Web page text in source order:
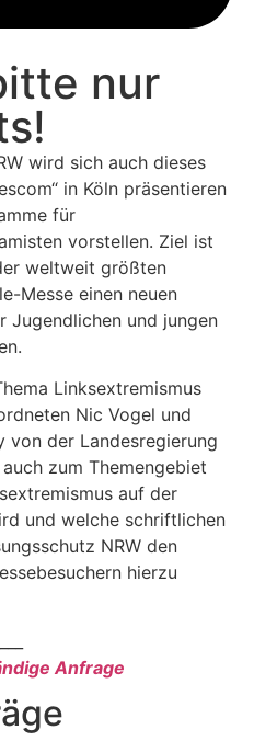
nur
wird sich auch dieses
in Köln präsentieren
für
vorstellen. Ziel ist
weltweit größten
Messe einen neuen
Jugendlichen und jungen
Linksextremismus
Nic Vogel und
von der Landesregierung
zum Themengebiet
auf der
und welche schriftlichen
NRW den
hierzu
Anfrage